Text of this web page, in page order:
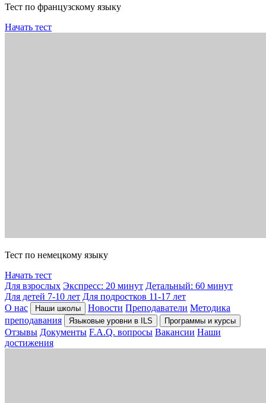
Тест по французскому языку
Начать тест
Тест по немецкому языку
Начать тест
Для взрослых Экспресс: 20 минут Детальный: 60 минут
Для детей 7-10 лет Для подростков 11-17 лет
О нас
Наши школы Новости Преподаватели Методика
преподавания
Языковые уровни в ILS Программы и курсы
Отзывы Документы F.A.Q. вопросы Вакансии Наши
достижения